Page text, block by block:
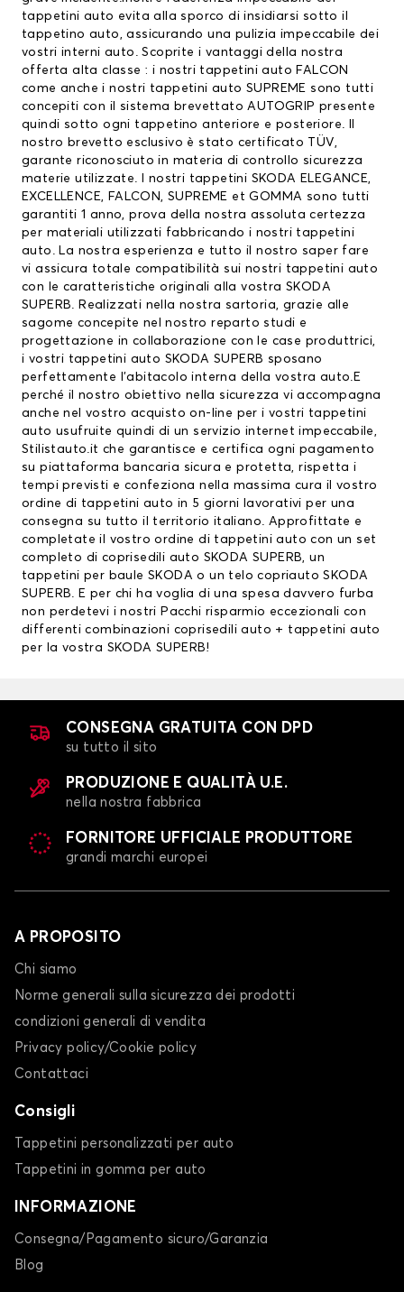
tappetini auto evita alla sporco di insidiarsi sotto il
tappetino auto, assicurando una pulizia impeccabile dei
vostri interni auto. Scoprite i vantaggi della nostra
offerta alta classe : i nostri tappetini auto FALCON
come anche i nostri tappetini auto SUPREME sono tutti
concepiti con il sistema brevettato AUTOGRIP presente
quindi sotto ogni tappetino anteriore e posteriore. Il
nostro brevetto esclusivo è stato certificato TÜV,
garante riconosciuto in materia di controllo sicurezza
materie utilizzate. I nostri tappetini SKODA ELEGANCE,
EXCELLENCE, FALCON, SUPREME et GOMMA sono tutti
garantiti 1 anno, prova della nostra assoluta certezza
per materiali utilizzati fabbricando i nostri tappetini
auto. La nostra esperienza e tutto il nostro saper fare
vi assicura totale compatibilità sui nostri tappetini auto
con le caratteristiche originali alla vostra SKODA
SUPERB. Realizzati nella nostra sartoria, grazie alle
sagome concepite nel nostro reparto studi e
progettazione in collaborazione con le case produttrici,
i vostri tappetini auto SKODA SUPERB sposano
perfettamente l’abitacolo interna della vostra auto.E
perché il nostro obiettivo nella sicurezza vi accompagna
anche nel vostro acquisto on-line per i vostri tappetini
auto usufruite quindi di un servizio internet impeccabile,
Stilistauto.it che garantisce e certifica ogni pagamento
su piattaforma bancaria sicura e protetta, rispetta i
tempi previsti e confeziona nella massima cura il vostro
ordine di tappetini auto in 5 giorni lavorativi per una
consegna su tutto il territorio italiano. Approfittate e
completate il vostro ordine di tappetini auto con un set
completo di coprisedili auto SKODA SUPERB, un
tappetini per baule SKODA o un telo copriauto SKODA
SUPERB. E per chi ha voglia di una spesa davvero furba
non perdetevi i nostri Pacchi risparmio eccezionali con
differenti combinazioni coprisedili auto + tappetini auto
per la vostra SKODA SUPERB!
CONSEGNA GRATUITA CON DPD
su tutto il sito
PRODUZIONE E QUALITÀ U.E.
nella nostra fabbrica
FORNITORE UFFICIALE PRODUTTORE
grandi marchi europei
A PROPOSITO
Chi siamo
Norme generali sulla sicurezza dei prodotti
condizioni generali di vendita
Privacy policy/Cookie policy
Contattaci
Consigli
Tappetini personalizzati per auto
Tappetini in gomma per auto
INFORMAZIONE
Consegna/Pagamento sicuro/Garanzia
Blog